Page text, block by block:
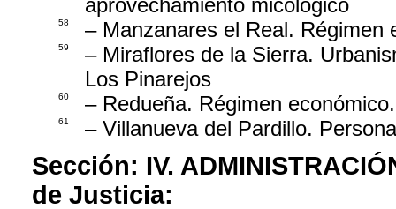
58 – Manzanares el Real. Régimen
59
– Miraflores de la Sierra.
Los Pinarejos
60 – Redueña. Régimen
61 – Villanueva del Pardillo.
Sección: IV.
de Justicia: